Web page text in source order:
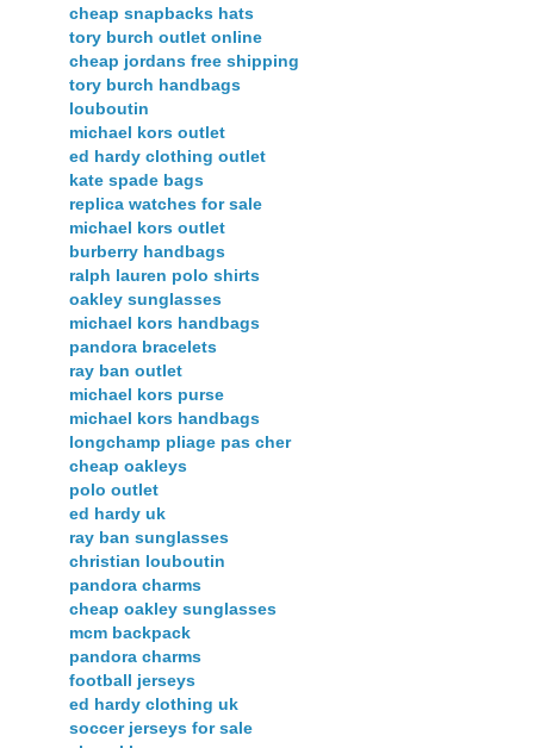
cheap snapbacks hats
tory burch outlet online
cheap jordans free shipping
tory burch handbags
louboutin
michael kors outlet
ed hardy clothing outlet
kate spade bags
replica watches for sale
michael kors outlet
burberry handbags
ralph lauren polo shirts
oakley sunglasses
michael kors handbags
pandora bracelets
ray ban outlet
michael kors purse
michael kors handbags
longchamp pliage pas cher
cheap oakleys
polo outlet
ed hardy uk
ray ban sunglasses
christian louboutin
pandora charms
cheap oakley sunglasses
mcm backpack
pandora charms
football jerseys
ed hardy clothing uk
soccer jerseys for sale